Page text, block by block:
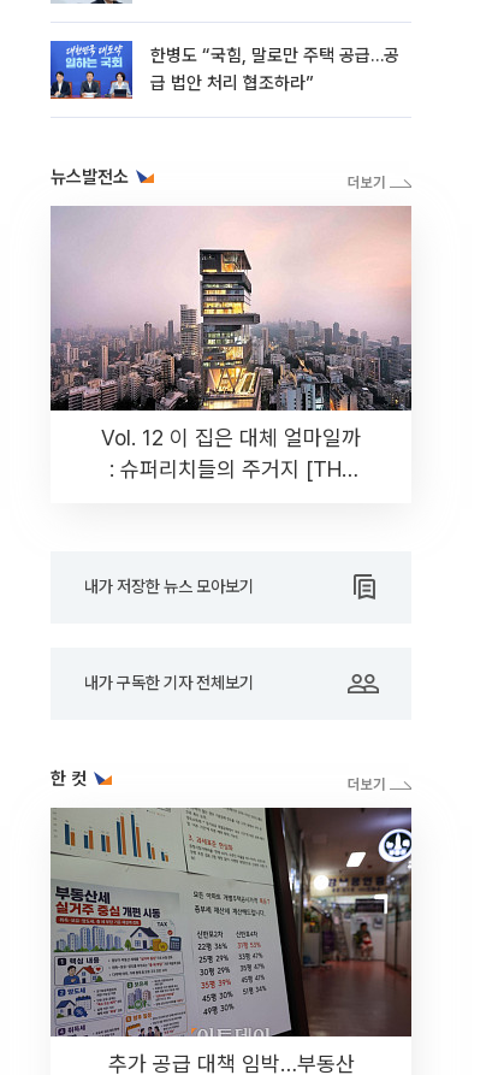
한병도 “국힘, 말로만 주택 공급…공
급 법안 처리 협조하라”
뉴스발전소
Vol. 12 이 집은 대체 얼마일까
: 슈퍼리치들의 주거지 [THE
내가 저장한 뉴스 모아보기
내가 구독한 기자 전체보기
한 컷
추가 공급 대책 임박…부동산